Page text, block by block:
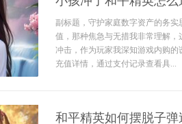
副标题，守护家庭数字资产的务
值，那种焦急与无措我非常理解
冲击，作为玩家我深知游戏内购
充值详情，通过支付记录查看具...
和平精英如何摆脱子